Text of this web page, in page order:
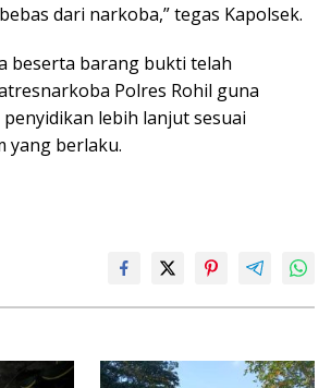
dari narkoba,” tegas Kapolsek.
beserta barang bukti telah
Polres Rohil guna
lebih lanjut sesuai
yang berlaku.